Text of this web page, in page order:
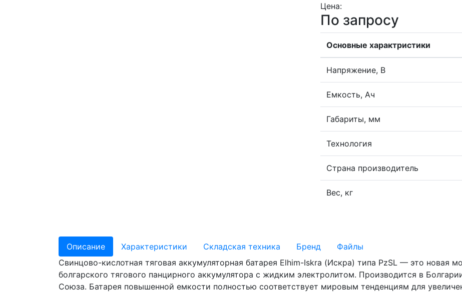
Цена:
По запросу
Основные характристики
Напряжение, В
Емкость, Ач
Габариты, мм
Технология
Страна производитель
Вес, кг
Описание Характеристики Складская техника Бренд
Файлы
Свинцово-кислотная тяговая аккумуляторная батарея Elhim-Iskra (Искра) типа PzSL — это новая
болгарского тягового панцирного аккумулятора с жидким электролитом. Производится в
Союза. Батарея повышенной емкости полностью соответствует мировым тенденциям для